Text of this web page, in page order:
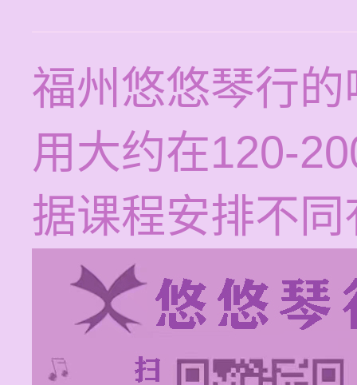
福州悠悠琴行
用大约在120-
据课程安排不